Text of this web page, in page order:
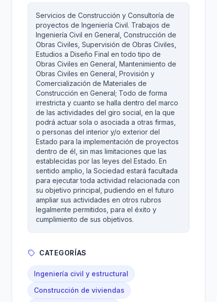
Servicios de Construcción y Consultoría de
proyectos de Ingeniería Civil. Trabajos de
Ingeniería Civil en General, Construcción de
Obras Civiles, Supervisión de Obras Civiles,
Estudios a Diseño Final en todo tipo de
Obras Civiles en General, Mantenimiento de
Obras Civiles en General, Provisión y
Comercialización de Materiales de
Construcción en General; Todo de forma
irrestricta y cuanto se halla dentro del marco
de las actividades del giro social, en la que
podrá actuar sola o asociada a otras firmas,
o personas del interior y/o exterior del
Estado para la implementación de proyectos
dentro de él, sin mas limitaciones que las
establecidas por las leyes del Estado. En
sentido amplio, la Sociedad estará facultada
para ejecutar toda actividad relacionada con
su objetivo principal, pudiendo en el futuro
ampliar sus actividades en otros rubros
legalmente permitidos, para el éxito y
cumplimiento de sus objetivos.
CATEGORÍAS
Ingeniería civil y estructural
Construcción de viviendas